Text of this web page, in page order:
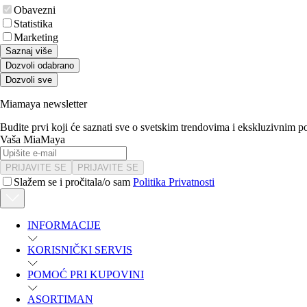
Obavezni
Statistika
Marketing
Saznaj više
Dozvoli odabrano
Dozvoli sve
Miamaya newsletter
Budite prvi koji će saznati sve o svetskim trendovima i ekskluzivnim
Vaša MiaMaya
PRIJAVITE SE PRIJAVITE SE
Slažem se i pročitala/o sam Politika Privatnosti
INFORMACIJE
KORISNIČKI SERVIS
POMOĆ PRI KUPOVINI
ASORTIMAN